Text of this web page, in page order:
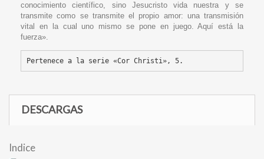
conocimiento científico, sino Jesucristo vida nuestra y se
transmite como se transmite el propio amor: una transmisión
vital en la cual uno mismo se pone en juego. Aquí está la
fuerza».
Pertenece a la serie «Cor Christi», 5.
DESCARGAS
Indice